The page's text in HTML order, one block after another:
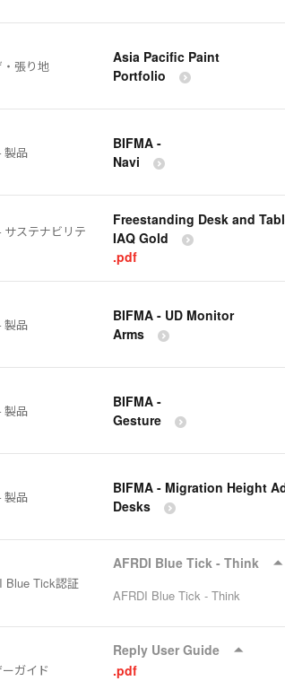
張り地
Asia Pacific Paint
Portfolio
製品
BIFMA -
Navi
サステナビリテ
Freestanding Desk and
IAQ Gold
.pdf
製品
BIFMA - UD Monitor
Arms
製品
BIFMA -
Gesture
製品
BIFMA - Migration Height
Desks
Blue Tick認証
AFRDI Blue Tick - Think
AFRDI Blue Tick - Think
ガイド
Reply User Guide
.pdf